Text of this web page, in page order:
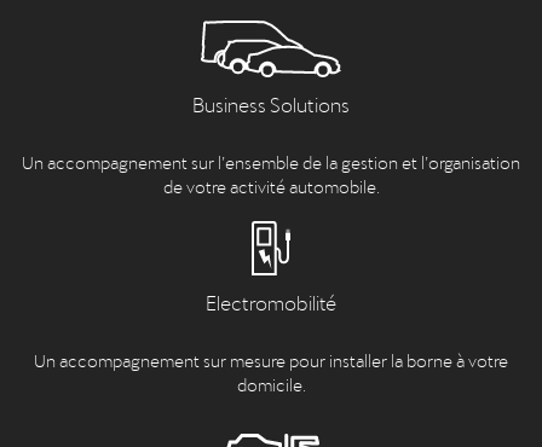
Business Solutions
Un accompagnement sur l’ensemble de la gestion et l’organisation
de votre activité automobile.
Electromobilité
Un accompagnement sur mesure pour installer la borne à votre
domicile.